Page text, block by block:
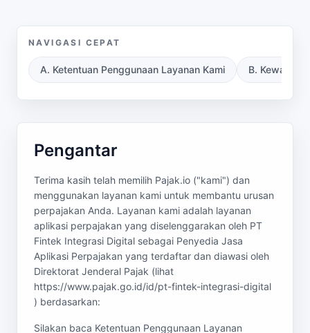
NAVIGASI CEPAT
A. Ketentuan Penggunaan Layanan Kami B. Kewajiban
Pengantar
Terima kasih telah memilih Pajak.io ("kami") dan
menggunakan layanan kami untuk membantu urusan
perpajakan Anda. Layanan kami adalah layanan
aplikasi perpajakan yang diselenggarakan oleh PT
Fintek Integrasi Digital sebagai Penyedia Jasa
Aplikasi Perpajakan yang terdaftar dan diawasi oleh
Direktorat Jenderal Pajak (lihat
https://www.pajak.go.id/id/pt-fintek-integrasi-digital
) berdasarkan:
Silakan baca Ketentuan Penggunaan Layanan